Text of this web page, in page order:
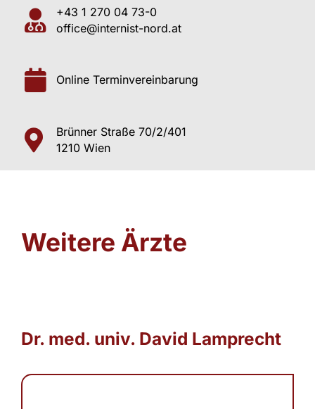
+43 1 270 04 73-0
office@internist-nord.at
Online Terminvereinbarung
Brünner Straße 70/2/401
1210 Wien
Weitere Ärzte
Dr. med. univ. David Lamprecht